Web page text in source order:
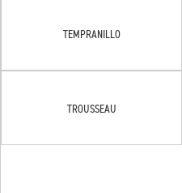
TEMPRANILLO
TROUSSEAU